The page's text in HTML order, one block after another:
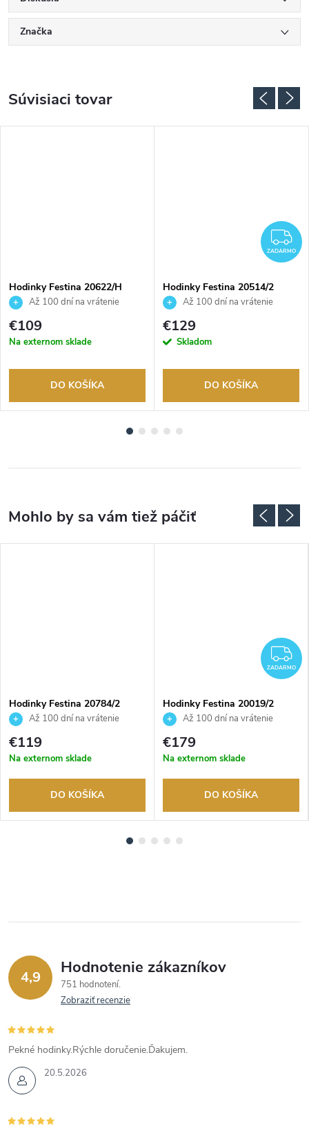
Značka
Súvisiaci tovar
Hodinky Festina 20622/H
Až 100 dní na vrátenie
tovaru. Autorizovaný predajca.
€109
Na externom sklade
DO KOŠÍKA
ZADARMO
Hodinky Festina 20514/2
Až 100 dní na vrátenie
tovaru. Autorizovaný predajca.
€129
Skladom
DO KOŠÍKA
Hodinky Festina 20784/2
Až 100 dní na vrátenie
tovaru. Autorizovaný predajca.
€119
Na externom sklade
DO KOŠÍKA
ZADARMO
Hodinky Festina 20019/2
Až 100 dní na vrátenie
tovaru. Autorizovaný predajca.
€179
Na externom sklade
DO KOŠÍKA
4,9 Hodnotenie zákazníkov
751 hodnotení
Zobraziť recenzie
20.5.2026
Pekné hodinky.Rýchle doručenie.Ďakujem.